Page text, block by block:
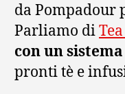
da Pompadour
Parliamo di
con un
pronti tè e